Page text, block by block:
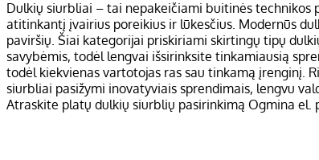
Dulkių siurbliai – tai nepakeičiami buitinės technikos
atitinkantį įvairius poreikius ir lūkesčius. Modernūs
paviršių. Šiai kategorijai priskiriami skirtingų tipų
savybėmis, todėl lengvai išsirinksite tinkamiausią
todėl kiekvienas vartotojas ras sau tinkamą įrenginį.
siurbliai pasižymi inovatyviais sprendimais, lengvu
Atraskite platų dulkių siurblių pasirinkimą Ogmina